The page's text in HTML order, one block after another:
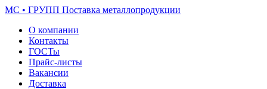
МС • ГРУПП Поставка металлопродукции
О компании
Контакты
ГОСТы
Прайс-листы
Вакансии
Доставка